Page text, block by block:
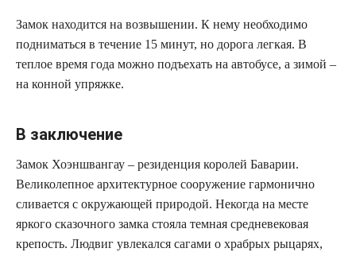
Замок находится на возвышении. К нему необходимо
подниматься в течение 15 минут, но дорога легкая. В
теплое время года можно подъехать на автобусе, а зимой –
на конной упряжке.
В заключение
Замок Хоэншвангау – резиденция королей Баварии.
Великолепное архитектурное сооружение гармонично
сливается с окружающей природой. Некогда на месте
яркого сказочного замка стояла темная средневековая
крепость. Людвиг увлекался сагами о храбрых рыцарях,